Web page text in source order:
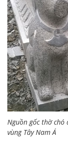
Nguồn gốc thờ
vùng Tây Nam Á